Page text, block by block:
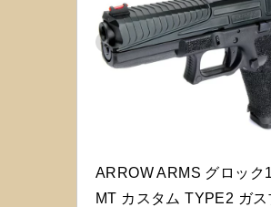
ARROW ARMS グロック
MT カスタム TYPE2 ガス